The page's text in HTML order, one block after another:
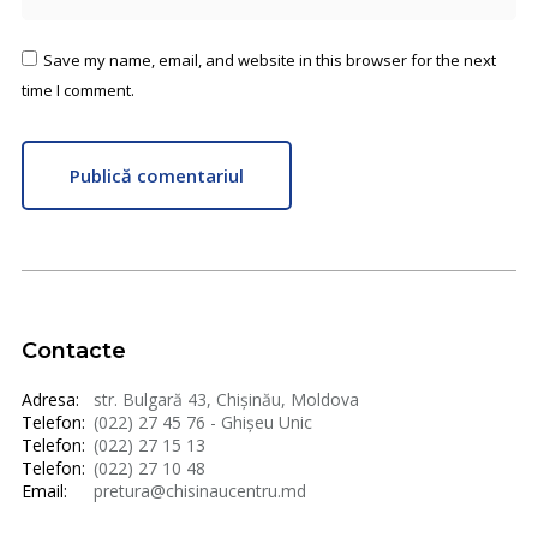
Save my name, email, and website in this browser for the next
time I comment.
Publică comentariul
Contacte
Adresa:
str. Bulgară 43, Chișinău, Moldova
Telefon: (022) 27 45 76 - Ghișeu Unic
Telefon: (022) 27 15 13
Telefon: (022) 27 10 48
Email:
pretura@chisinaucentru.md